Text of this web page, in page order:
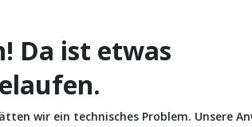
Da ist etwas
wir ein technisches Problem. Unsere